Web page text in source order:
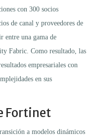
con 300 socios
de canal y proveedores de
entre una gama de
Fabric. Como resultado, las
empresariales con
en sus
Fortinet
a modelos dinámicos